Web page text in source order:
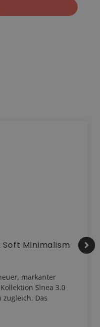
Soft Minimalism
markanter
Sinea 3.0
Das